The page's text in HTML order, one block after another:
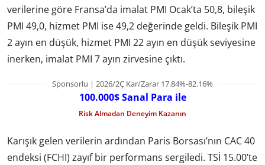
verilerine göre Fransa’da imalat PMI Ocak’ta 50,8, bileşik
PMI 49,0, hizmet PMI ise 49,2 değerinde geldi. Bileşik PMI
2 ayın en düşük, hizmet PMI 22 ayın en düşük seviyesine
inerken, imalat PMI 7 ayın zirvesine çıktı.
Sponsorlu | 2026/2Ç Kar/Zarar 17.84%-82.16%
100.000$ Sanal Para ile
Risk Almadan Deneyim Kazanın
Karışık gelen verilerin ardından Paris Borsası’nın CAC 40
endeksi (FCHI) zayıf bir performans sergiledi. TSİ 15.00’te